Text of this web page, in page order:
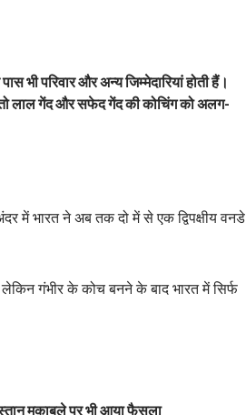
भी परिवार और अन्य जिम्मेदारियां होती हैं।
लाल गेंद और सफेद गेंद की कोचिंग को अलग-
में भारत ने अब तक दो में से एक द्विपक्षीय वनडे
गंभीर के कोच बनने के बाद भारत में सिर्फ
मुकाबले पर भी आया फैसला